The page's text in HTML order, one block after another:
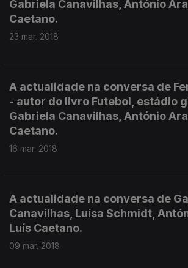
Gabriela Canavilhas, António
Caetano.
23 mar. 2018
A actualidade na conversa de
- autor do livro Futebol, estádio
Gabriela Canavilhas, António
Caetano.
16 mar. 2018
A actualidade na conversa de
Canavilhas, Luísa Schmidt,
Luís Caetano.
09 mar. 2018